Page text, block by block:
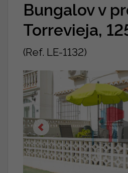
Bungalov v
Torrevieja,
(Ref. LE-1132)